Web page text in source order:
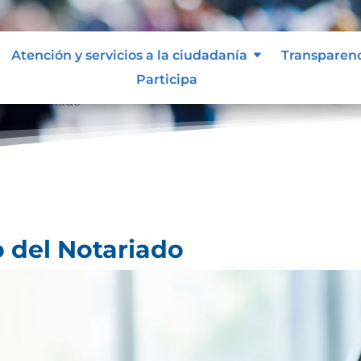
Atención y servicios a la ciudadanía
Participa
Notariado
del Notariado